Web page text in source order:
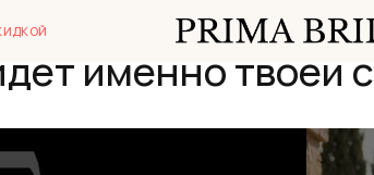
ИЗБРАННОЕ( 0 )
рыбка или А-
именно твоей